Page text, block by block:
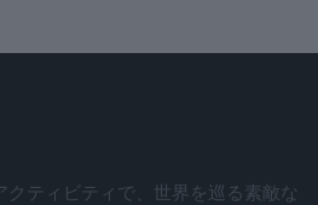
ティビティで、世界を巡る素敵な